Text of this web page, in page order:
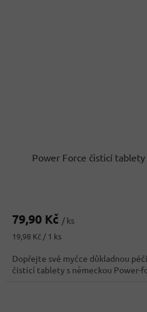
Power Force čisticí
79,90 Kč / ks
Měrná
19,98 Kč / 1 ks
Dopřejte své myčce důkladnou
čisticí tablety s německou Power-